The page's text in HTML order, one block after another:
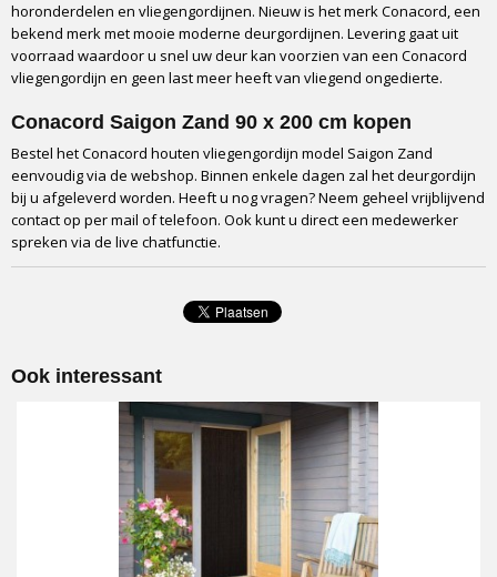
horonderdelen en vliegengordijnen. Nieuw is het merk Conacord, een
bekend merk met mooie moderne deurgordijnen. Levering gaat uit
voorraad waardoor u snel uw deur kan voorzien van een Conacord
vliegengordijn en geen last meer heeft van vliegend ongedierte.
Conacord Saigon Zand 90 x 200 cm kopen
Bestel het Conacord houten vliegengordijn model Saigon Zand
eenvoudig via de webshop. Binnen enkele dagen zal het deurgordijn
bij u afgeleverd worden. Heeft u nog vragen? Neem geheel vrijblijvend
contact op per mail of telefoon. Ook kunt u direct een medewerker
spreken via de live chatfunctie.
Ook interessant